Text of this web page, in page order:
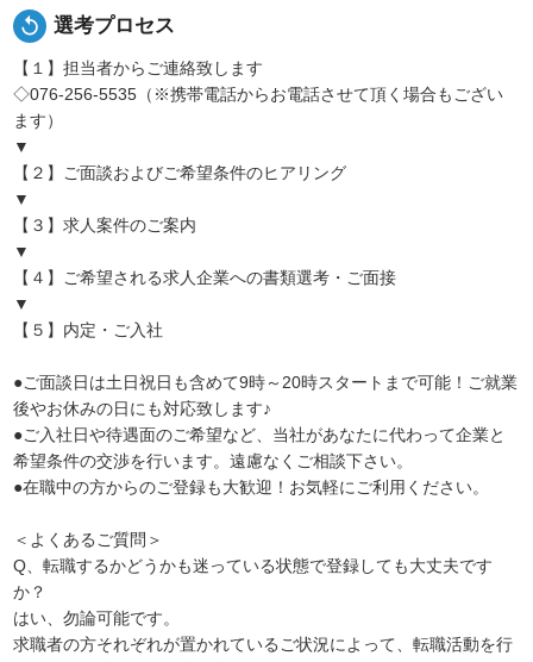
replay 選考プロセス
【１】担当者からご連絡致します
◇076-256-5535（※携帯電話からお電話させて頂く場合もござい
ます）
▼
【２】ご面談およびご希望条件のヒアリング
▼
【３】求人案件のご案内
▼
【４】ご希望される求人企業への書類選考・ご面接
▼
【５】内定・ご入社
●ご面談日は土日祝日も含めて9時～20時スタートまで可能！ご就業
後やお休みの日にも対応致します♪
●ご入社日や待遇面のご希望など、当社があなたに代わって企業と
希望条件の交渉を行います。遠慮なくご相談下さい。
●在職中の方からのご登録も大歓迎！お気軽にご利用ください。
＜よくあるご質問＞
Q、転職するかどうかも迷っている状態で登録しても大丈夫です
か？
はい、勿論可能です。
求職者の方それぞれが置かれているご状況によって、転職活動を行